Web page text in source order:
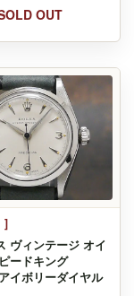
OUT
]
ヴィンテージ オイ
ードキング
イボリーダイヤル